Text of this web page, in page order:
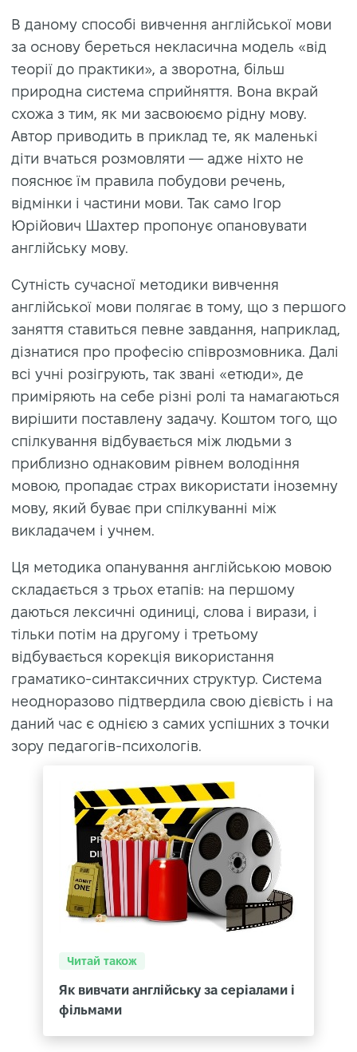
В даному способі вивчення англійської мови
за основу береться некласична модель «від
теорії до практики», а зворотна, більш
природна система сприйняття. Вона вкрай
схожа з тим, як ми засвоюємо рідну мову.
Автор приводить в приклад те, як маленькі
діти вчаться розмовляти — адже ніхто не
пояснює їм правила побудови речень,
відмінки і частини мови. Так само Ігор
Юрійович Шахтер пропонує опановувати
англійську мову.
Сутність сучасної методики вивчення
англійської мови полягає в тому, що з першого
заняття ставиться певне завдання, наприклад,
дізнатися про професію співрозмовника. Далі
всі учні розігрують, так звані «етюди», де
приміряють на себе різні ролі та намагаються
вирішити поставлену задачу. Коштом того, що
спілкування відбувається між людьми з
приблизно однаковим рівнем володіння
мовою, пропадає страх використати іноземну
мову, який буває при спілкуванні між
викладачем і учнем.
Ця методика опанування англійською мовою
складається з трьох етапів: на першому
даються лексичні одиниці, слова і вирази, і
тільки потім на другому і третьому
відбувається корекція використання
граматико-синтаксичних структур. Система
неодноразово підтвердила свою дієвість і на
даний час є однією з самих успішних з точки
зору педагогів-психологів.
Читай також
Як вивчати англійську за серіалами i
фільмами